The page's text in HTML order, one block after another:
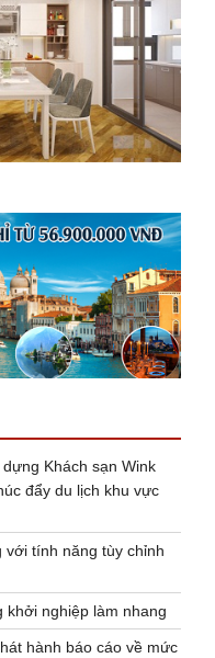
Khách sạn Wink
đẩy du lịch khu vực
với tính năng tùy chỉnh
khởi nghiệp làm nhang
hành báo cáo về mức